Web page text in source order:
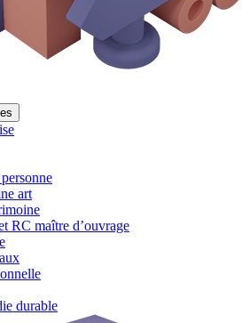
art
RC maître d’ouvrage
durable